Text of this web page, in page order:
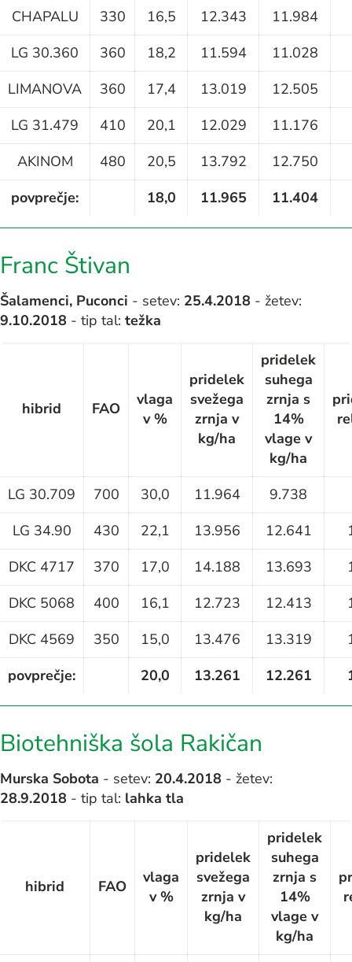
CHAPALU 330 16,5 12.343
11.984
LG 30.360
360 18,2 11.594
11.028
LIMANOVA
360 17,4 13.019
12.505
LG 31.479
410 20,1 12.029
11.176
AKINOM
480 20,5 13.792
12.750
povprečje:
18,0 11.965 11.404
Franc Štivan
Šalamenci, Puconci - setev: 25.4.2018 - žetev:
9.10.2018 - tip tal: težka
hibrid FAO
vlaga
v %
pridelek
svežega
zrnja v
kg/ha
pridelek
suhega
zrnja s
14%
vlage v
kg/ha
LG 30.709 700 30,0 11.964 9.738
LG 34.90
430 22,1 13.956 12.641
DKC 4717
370 17,0 14.188 13.693
DKC 5068
400 16,1 12.723 12.413
DKC 4569
350 15,0 13.476 13.319
povprečje:
20,0 13.261 12.261
Biotehniška šola Rakičan
Murska Sobota - setev: 20.4.2018 - žetev:
28.9.2018 - tip tal: lahka tla
hibrid FAO
vlaga
v %
pridelek
svežega
zrnja v
kg/ha
pridelek
suhega
zrnja s
14%
vlage v
kg/ha